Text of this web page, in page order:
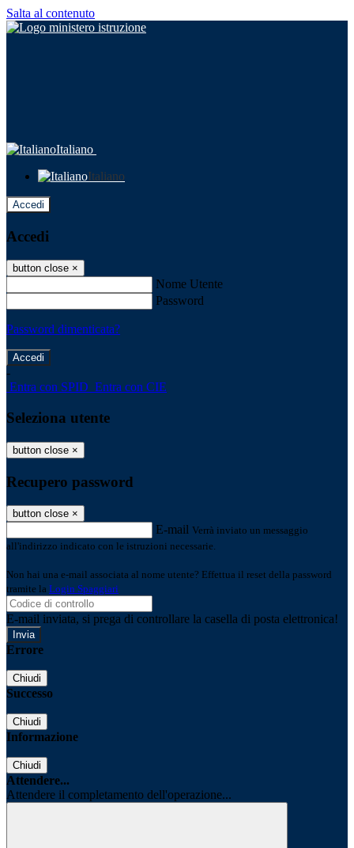
Salta al contenuto
Italiano
Italiano
Accedi
Accedi
button close ×
Nome Utente
Password
Password dimenticata?
-
Entra con SPID Entra con CIE
Seleziona utente
button close ×
Recupero password
button close ×
E-mail Verrà inviato un messaggio
all'indirizzo indicato con le istruzioni necessarie.
Non hai una e-mail associata al nome utente? Effettua il reset della password
tramite la Login Spaggiari
E-mail inviata, si prega di controllare la casella di posta elettronica!
Errore
Chiudi
Successo
Chiudi
Informazione
Chiudi
Attendere...
Attendere il completamento dell'operazione...